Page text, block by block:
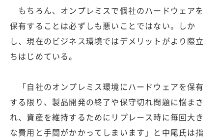
もちろん、オンプレミスで個社のハードウェアを
保有することは必ずしも悪いことではない。しか
し、現在のビジネス環境ではデメリットがより際立
ちはじめている。
「自社のオンプレミス環境にハードウェアを保有
する限り、製品開発の終了や保守切れ問題に悩まさ
れ、資産を維持するためにリプレース時に毎回大き
な費用と手間がかかってしまいます」と中尾氏は指